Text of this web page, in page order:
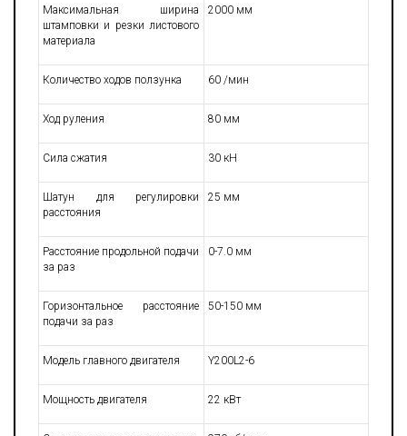
Максимальная ширина
штамповки и резки листового
материала
2000 мм
Количество ходов ползунка 60 /мин
Ход руления 80 мм
Сила сжатия 30 кН
Шатун для регулировки
расстояния
25 мм
Расстояние продольной подачи
за раз
0-7.0 мм
Горизонтальное расстояние
подачи за раз
50-150 мм
Модель главного двигателя Y200L2-6
Мощность двигателя 22 кВт